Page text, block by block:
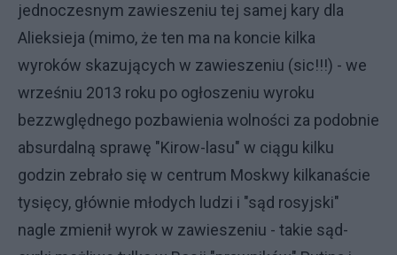
jednoczesnym zawieszeniu tej samej kary dla
Alieksieja (mimo, że ten ma na koncie kilka
wyroków skazujących w zawieszeniu (sic!!!) - we
wrześniu 2013 roku po ogłoszeniu wyroku
bezzwględnego pozbawienia wolności za podobnie
absurdalną sprawę "Kirow-lasu" w ciągu kilku
godzin zebrało się w centrum Moskwy kilkanaście
tysięcy, głównie młodych ludzi i "sąd rosyjski"
nagle zmienił wyrok w zawieszeniu - takie sąd-